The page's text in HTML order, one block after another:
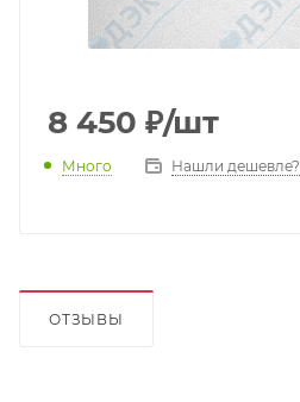
8 450 ₽/шт
Много Нашли дешевле?
ОТЗЫВЫ